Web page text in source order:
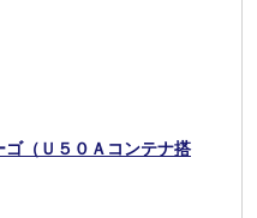
（Ｕ５０Ａコンテナ搭